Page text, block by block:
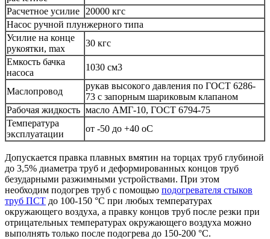
Расчетное усилие
20000 кгс
Насос ручной плунжерного типа
Усилие на конце
рукоятки, max
30 кгс
Емкость бачка
насоса
1030 см3
Маслопровод
рукав высокого давления по ГОСТ 6286-
73 с запорным шариковым клапаном
Рабочая жидкость масло АМГ-10, ГОСТ 6794-75
Температура
эксплуатации
от -50 до +40 оС
Допускается правка плавных вмятин на торцах труб глубиной
до 3,5% диаметра труб и деформированных концов труб
безударными разжимными устройствами. При этом
необходим подогрев труб с помощью подогревателя стыков
труб ПСТ до 100-150 °С при любых температурах
окружающего воздуха, а правку концов труб после резки при
отрицательных температурах окружающего воздуха можно
выполнять только после подогрева до 150-200 °С.